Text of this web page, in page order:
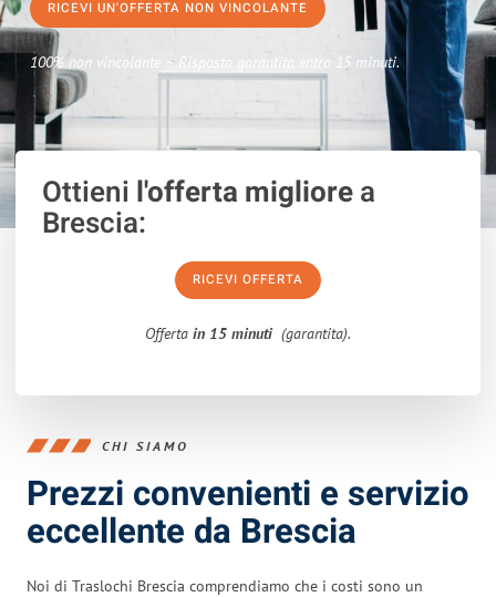
RICEVI UN'OFFERTA NON VINCOLANTE
100% non vincolante – Risposta garantita entro 15 minuti.
Ottieni l'offerta migliorea
Brescia:
RICEVI OFFERTA
Offerta in 15 minuti (garantita).
CHI SIAMO
Prezzi convenienti e servizio
eccellente da Brescia
Noi di Traslochi Brescia comprendiamo che i costi sono un